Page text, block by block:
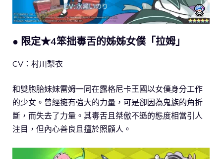
● 限定★4笨拙毒舌的姊姊女僕「拉姆」
CV：村川梨衣
和雙胞胎妹妹雷姆一同在露格尼卡王國以女僕身分工作
的少女。曾經擁有強大的力量，可是卻因為鬼族的角折
斷，而失去了力量。其毒舌且桀傲不遜的態度相當引人
注目，但內心善良且擅於照顧人。